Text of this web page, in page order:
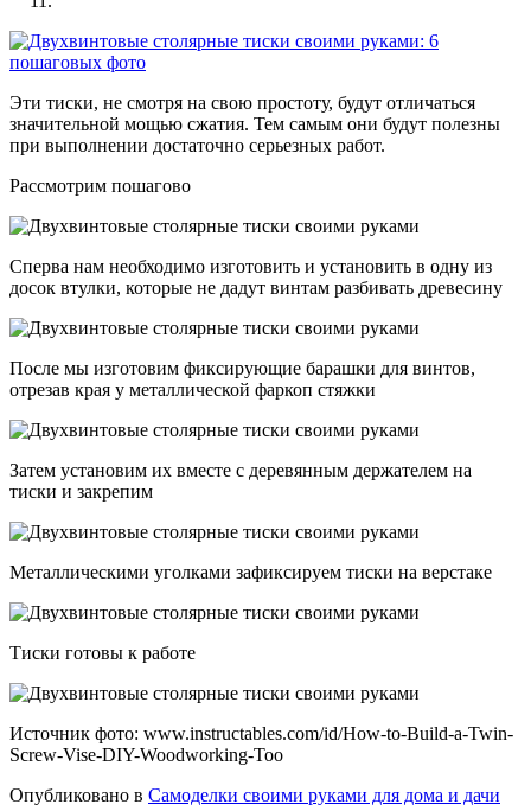
Эти тиски, не смотря на свою простоту, будут отличаться
значительной мощью сжатия. Тем самым они будут полезны
при выполнении достаточно серьезных работ.
Рассмотрим пошагово
Сперва нам необходимо изготовить и установить в одну из
досок втулки, которые не дадут винтам разбивать древесину
После мы изготовим фиксирующие барашки для винтов,
отрезав края у металлической фаркоп стяжки
Затем установим их вместе с деревянным держателем на
тиски и закрепим
Металлическими уголками зафиксируем тиски на верстаке
Тиски готовы к работе
Источник фото: www.instructables.com/id/How-to-Build-a-Twin-
Screw-Vise-DIY-Woodworking-Too
Опубликовано в Самоделки своими руками для дома и дачи